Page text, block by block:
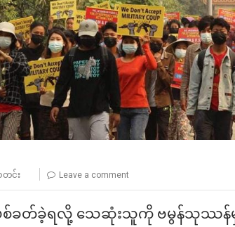
င်း Leave a comment
စ်ခတ်ခဲ့ရလို့ သေဆုံးသူကို ဗမွန်သုဿန်မှ